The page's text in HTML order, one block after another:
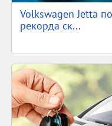
Volkswagen Jetta
рекорда ск...